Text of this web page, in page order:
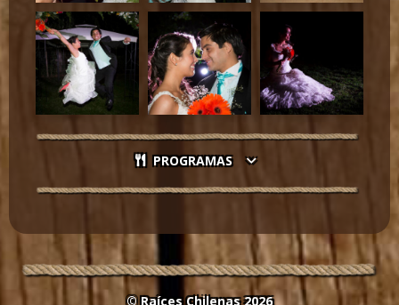
PROGRAMAS
© Raíces Chilenas 2026